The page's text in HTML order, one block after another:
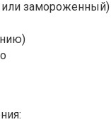
замороженный)